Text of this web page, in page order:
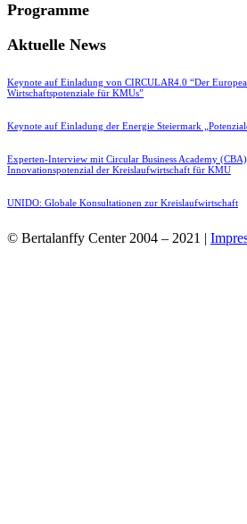
Programme
Aktuelle News
Keynote auf Einladung von CIRCULAR4.0 “Der
Wirtschaftspotenziale für KMUs”
Keynote auf Einladung der Energie Steiermark
Experten-Interview mit Circular Business Academy
Innovationspotenzial der Kreislaufwirtschaft für KMU
UNIDO: Globale Konsultationen zur Kreislaufwirtschaft
© Bertalanffy Center 2004 – 2021 |